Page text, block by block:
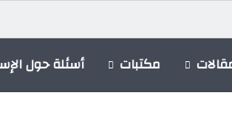
مكتبات أسئلة حول